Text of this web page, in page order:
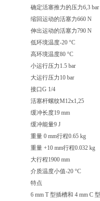
确定活塞推力的压力6,3 bar
缩回运动的活塞力660 N
伸出运动的活塞力790 N
低环境温度-20 °C
高环境温度80 °C
小运行压力1.5 bar
大运行压力10 bar
接口G 1/4
活塞杆螺纹M12x1,25
缓冲长度19 mm
缓冲能量9 J
重量 0 mm行程0.65 kg
重量 +10 mm行程0.032 kg
大行程1900 mm
介质温度小值-20 °C
特点
6 mm T 型插槽和 4 mm C